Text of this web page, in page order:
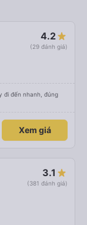
4.2
(29 đánh giá)
Xem giá
3.1
(381 đánh giá)